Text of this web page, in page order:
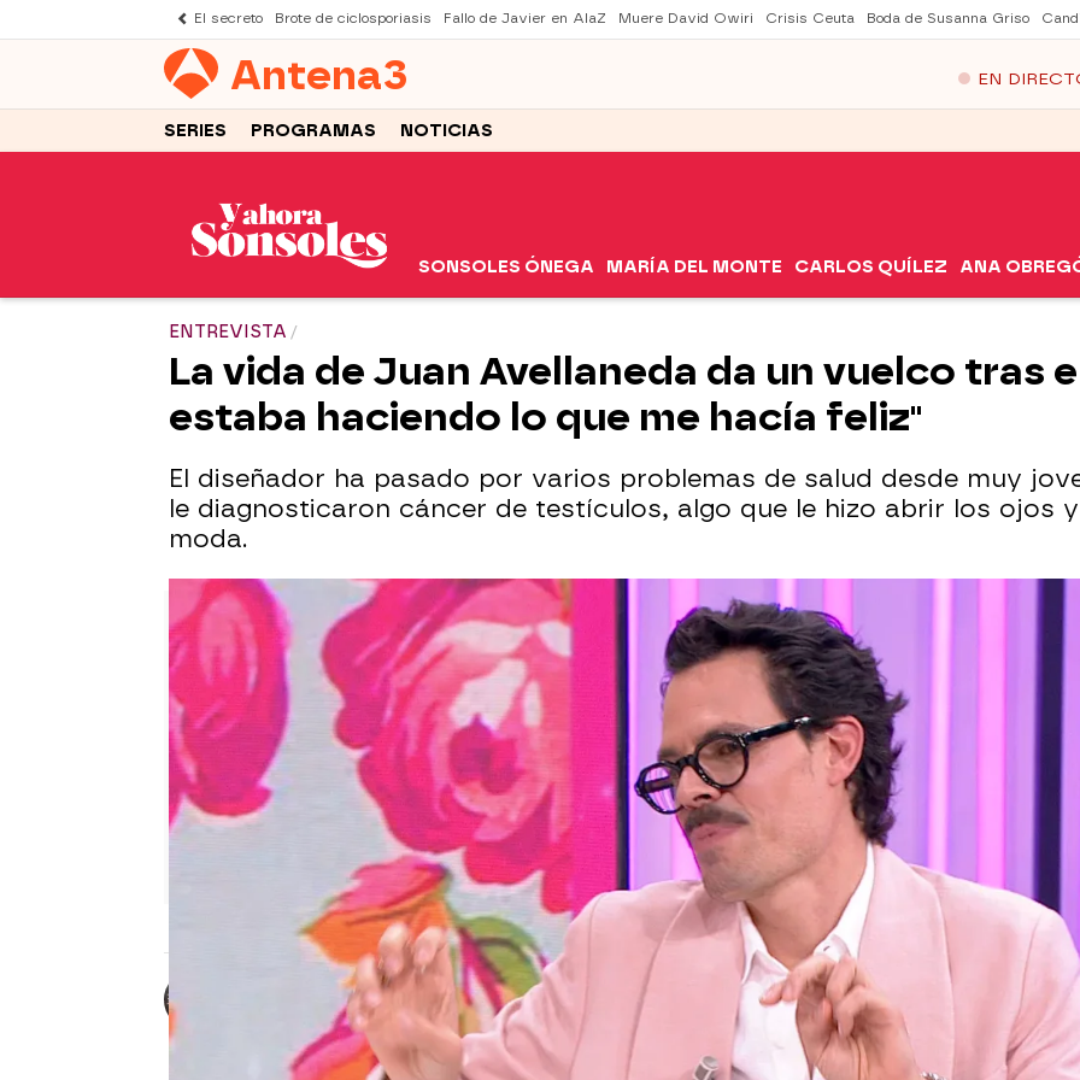
El secreto Brote de ciclosporiasis Fallo de Javier en AlaZ Muere David Owiri Crisis Ceuta Boda de Susanna Griso
Antena3 EN
SERIES PROGRAMAS NOTICIAS
SONSOLES ÓNEGA MARÍA DEL MONTE CARLOS QUÍLEZ ANA
ENTREVISTA
La vida de Juan Avellaneda da un vuelco tras
estaba haciendo lo que me hacía feliz"
El diseñador ha pasado por varios problemas de salud desde muy
le diagnosticaron cáncer de testículos, algo que le hizo abrir los ojos
moda.
Marta Requejo
10 de julio de 2025, 16:08 WhatsappFacebook